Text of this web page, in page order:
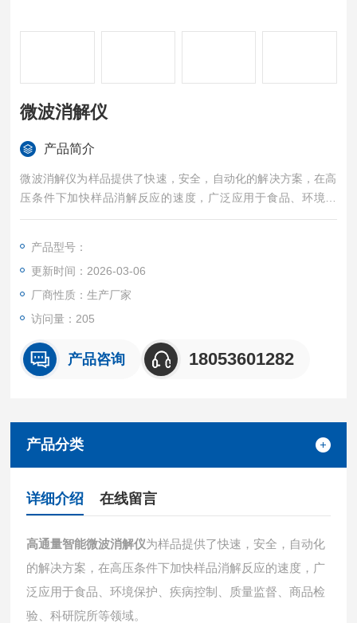
微波消解仪
产品简介
微波消解仪为样品提供了快速，安全，自动化的解决方案，在高
压条件下加快样品消解反应的速度，广泛应用于食品、环境保
护、疾病控制、质量监督、商品检验、科研院所等领域。
产品型号：
更新时间：2026-03-06
厂商性质：生产厂家
访问量：205
产品咨询 18053601282
产品分类
详细介绍 在线留言
高通量智能微波消解仪为样品提供了快速，安全，自动化
的解决方案，在高压条件下加快样品消解反应的速度，广
泛应用于食品、环境保护、疾病控制、质量监督、商品检
验、科研院所等领域。